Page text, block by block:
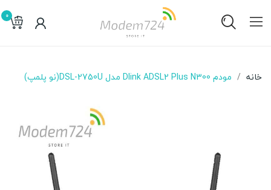
0
خانه مودم Dlink ADSL2 Plus N300 مدل DSL-2750U(نو پلمپ)